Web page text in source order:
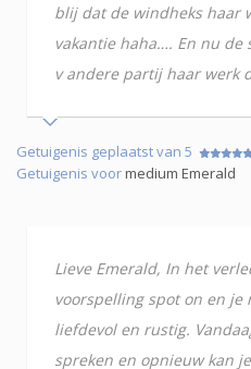
blij dat de windheks haar
vakantie haha…. En nu de
v andere partij haar werk
Getuigenis geplaatst van 5
Getuigenis voormedium Emerald
Lieve Emerald, In het
voorspelling spot on en je
liefdevol en rustig.
spreken en opnieuw kan